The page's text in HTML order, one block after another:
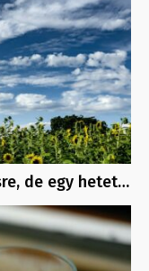
de egy hetet…